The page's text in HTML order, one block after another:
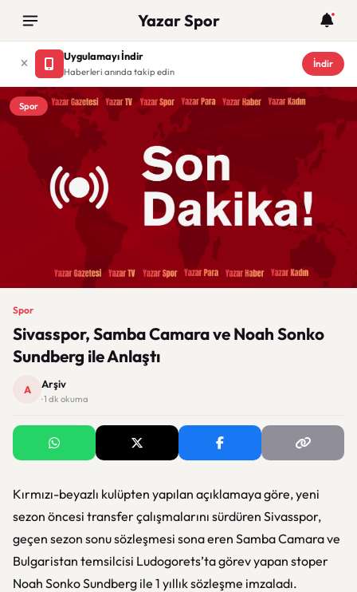
Yazar Spor
Uygulamayı İndir
Haberleri anında takip edin
İndir
Spor
Spor
Sivasspor, Samba Camara ve Noah Sonko
Sundberg ile Anlaştı
A Arşiv
· 1 dk okuma
Kırmızı-beyazlı kulüpten yapılan açıklamaya göre, yeni
sezon öncesi transfer çalışmalarını sürdüren Sivasspor,
geçen sezon sonu sözleşmesi sona eren Samba Camara ve
Bulgaristan temsilcisi Ludogorets’ta görev yapan stoper
Noah Sonko Sundberg ile 1 yıllık sözleşme imzaladı.